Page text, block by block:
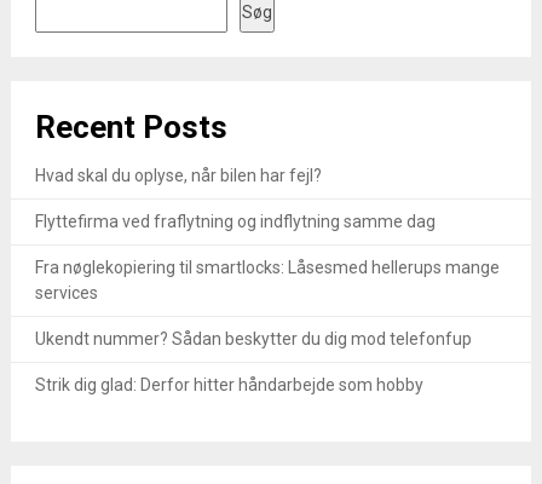
Søg
Recent Posts
Hvad skal du oplyse, når bilen har fejl?
Flyttefirma ved fraflytning og indflytning samme dag
Fra nøglekopiering til smartlocks: Låsesmed hellerups mange
services
Ukendt nummer? Sådan beskytter du dig mod telefonfup
Strik dig glad: Derfor hitter håndarbejde som hobby